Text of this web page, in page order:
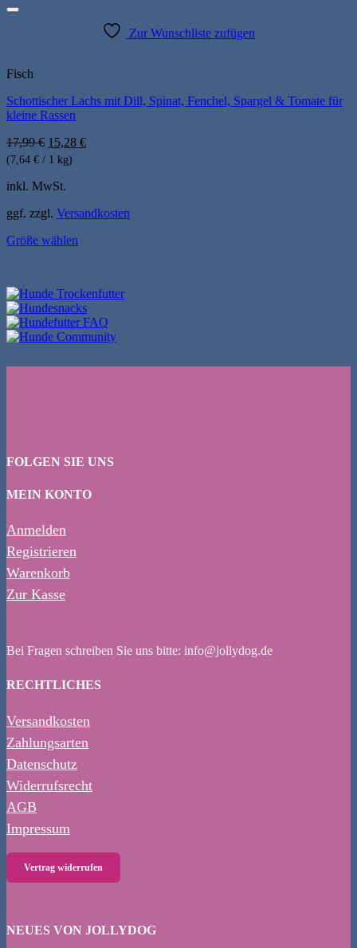
mehrere
Optionen
auf
der
gewählt
werden
Zur Wunschliste zufügen
Fisch
Schottischer Lachs mit Dill, Spinat, Fenchel, Spargel & Tomate für
kleine Rassen
17,99€ Ursprünglicher
Preis
war:
17,99 €
15,28 €Aktueller
(7,64 € / 1 kg)
inkl. MwSt.
ggf. zzgl. Versandkosten
Größe wählen
mehrere
Varianten
auf.
Die
können
FOLGEN SIE UNS
MEIN KONTO
Anmelden
Registrieren
Warenkorb
Zur Kasse
Bei Fragen schreiben Sie uns bitte: info@jollydog.de
RECHTLICHES
Versandkosten
Zahlungsarten
Datenschutz
Widerrufsrecht
AGB
Impressum
Vertrag widerrufen
NEUES VON JOLLYDOG